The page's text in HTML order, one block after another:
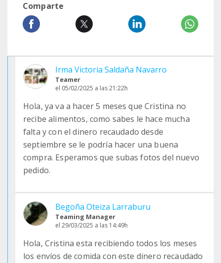
Comparte
Irma Victoria Saldaña Navarro
Teamer
el 05/02/2025 a las 21:22h
Hola, ya va a hacer 5 meses que Cristina no
recibe alimentos, como sabes le hace mucha
falta y con el dinero recaudado desde
septiembre se le podría hacer una buena
compra. Esperamos que subas fotos del nuevo
pedido.
Begoña Oteiza Larraburu
Teaming Manager
el 29/03/2025 a las 14:49h
Hola, Cristina esta recibiendo todos los meses
los envíos de comida con este dinero recaudado